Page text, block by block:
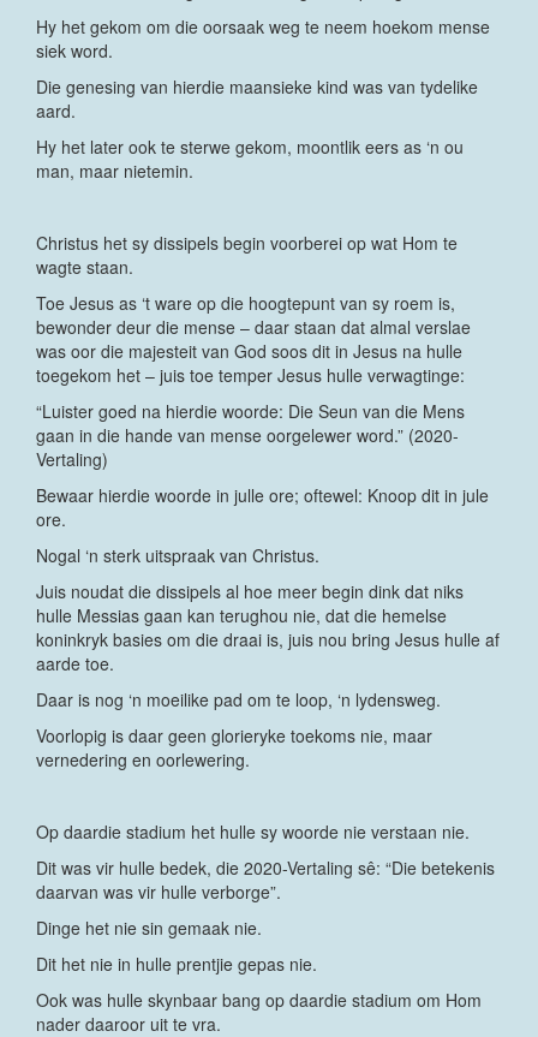
Hy het gekom om die oorsaak weg te neem hoekom mense
siek word.
Die genesing van hierdie maansieke kind was van tydelike
aard.
Hy het later ook te sterwe gekom, moontlik eers as ‘n ou
man, maar nietemin.
Christus het sy dissipels begin voorberei op wat Hom te
wagte staan.
Toe Jesus as ‘t ware op die hoogtepunt van sy roem is,
bewonder deur die mense – daar staan dat almal verslae
was oor die majesteit van God soos dit in Jesus na hulle
toegekom het – juis toe temper Jesus hulle verwagtinge:
“Luister goed na hierdie woorde: Die Seun van die Mens
gaan in die hande van mense oorgelewer word.” (2020-
Vertaling)
Bewaar hierdie woorde in julle ore; oftewel: Knoop dit in jule
ore.
Nogal ‘n sterk uitspraak van Christus.
Juis noudat die dissipels al hoe meer begin dink dat niks
hulle Messias gaan kan terughou nie, dat die hemelse
koninkryk basies om die draai is, juis nou bring Jesus hulle af
aarde toe.
Daar is nog ‘n moeilike pad om te loop, ‘n lydensweg.
Voorlopig is daar geen glorieryke toekoms nie, maar
vernedering en oorlewering.
Op daardie stadium het hulle sy woorde nie verstaan nie.
Dit was vir hulle bedek, die 2020-Vertaling sê: “Die betekenis
daarvan was vir hulle verborge”.
Dinge het nie sin gemaak nie.
Dit het nie in hulle prentjie gepas nie.
Ook was hulle skynbaar bang op daardie stadium om Hom
nader daaroor uit te vra.